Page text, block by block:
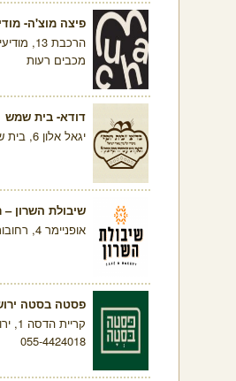
פיצה מוצ'ה-
הרכבת 13,
מכבים רעות
דודא- בית שמש
יגאל אלון 6, בית שמש
שיבולת השרון –
אופניימר 4, רחובות
פסטה בסטה
קריית הדסה 1, ירושלים
055-4424018